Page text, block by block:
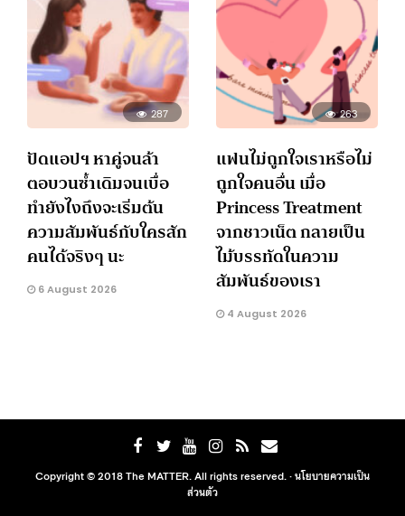
287
ปัดแอปฯ หาคู่จนล้า
ตอบวนซ้ำเดิมจนเบื่อ
ทำยังไงถึงจะเริ่มต้น
ความสัมพันธ์กับใครสัก
คนได้จริงๆ นะ
6 August 2026
263
แฟนไม่ถูกใจเราหรือไม่
ถูกใจคนอื่น เมื่อ
Princess Treatment
จากชาวเน็ต กลายเป็น
ไม้บรรทัดในความ
สัมพันธ์ของเรา
4 August 2026
Copyright © 2018 The MATTER. All rights reserved. ·นโยบายความเป็น
ส่วนตัว